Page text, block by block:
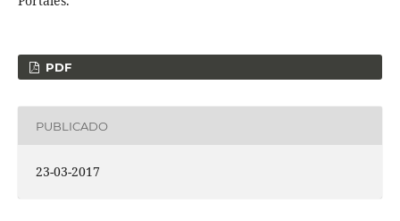
PDF
PUBLICADO
23-03-2017